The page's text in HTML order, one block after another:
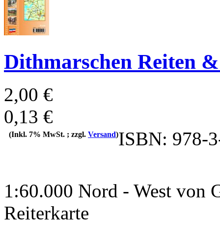
Dithmarschen Reiten
2,00 €
0,13 €
(Inkl. 7% MwSt. ; zzgl. Versand)ISBN: 978-
1:60.000 Nord - West von
Reiterkarte